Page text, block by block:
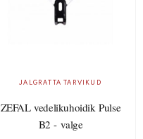
JALGRATTA TARVIKUD
ZEFAL vedelikuhoidik Pulse
B2 - valge